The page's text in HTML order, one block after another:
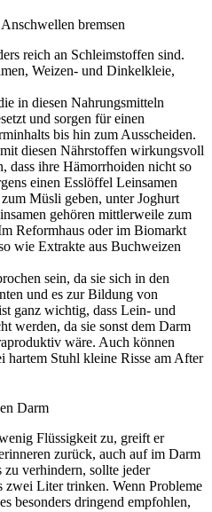
bremsen
reich an Schleimstoffen sind.
Weizen- und Dinkelkleie,
in diesen Nahrungsmitteln
und sorgen für einen
bis hin zum Ausscheiden.
diesen Nährstoffen wirkungsvoll
dass ihre Hämorrhoiden nicht so
einen Esslöffel Leinsamen
Müsli geben, unter Joghurt
gehören mittlerweile zum
Reformhaus oder im Biomarkt
wie Extrakte aus Buchweizen
sein, da sie sich in den
und es zur Bildung von
ganz wichtig, dass Lein- und
werden, da sie sonst dem Darm
wäre. Auch können
hartem Stuhl kleine Risse am After
Darm
Flüssigkeit zu, greift er
zurück, auch auf im Darm
verhindern, sollte jeder
zwei Liter trinken. Wenn Probleme
besonders dringend empfohlen,